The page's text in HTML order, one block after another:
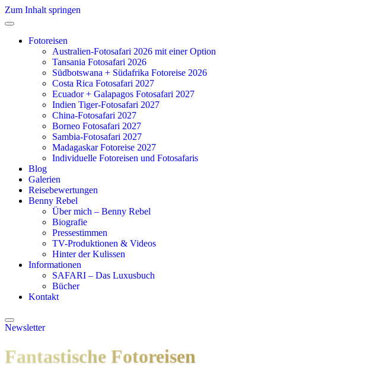
Zum Inhalt springen
Fotoreisen
Australien-Fotosafari 2026 mit einer Option
Tansania Fotosafari 2026
Südbotswana + Südafrika Fotoreise 2026
Costa Rica Fotosafari 2027
Ecuador + Galapagos Fotosafari 2027
Indien Tiger-Fotosafari 2027
China-Fotosafari 2027
Borneo Fotosafari 2027
Sambia-Fotosafari 2027
Madagaskar Fotoreise 2027
Individuelle Fotoreisen und Fotosafaris
Blog
Galerien
Reisebewertungen
Benny Rebel
Über mich – Benny Rebel
Biografie
Pressestimmen
TV-Produktionen & Videos
Hinter der Kulissen
Informationen
SAFARI – Das Luxusbuch
Bücher
Kontakt
Newsletter
Fantastische Fotoreisen